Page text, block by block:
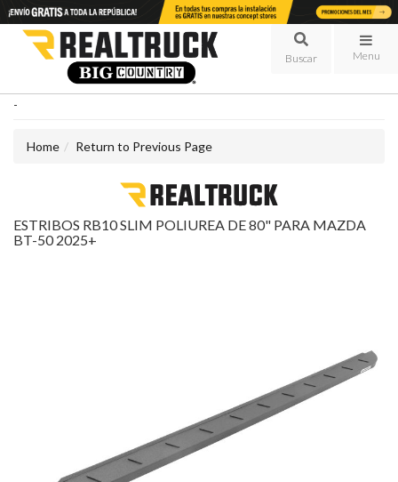
Menu
-
Home Return to Previous Page
ESTRIBOS RB10 SLIM POLIUREA DE 80" PARA MAZDA
BT-50 2025+